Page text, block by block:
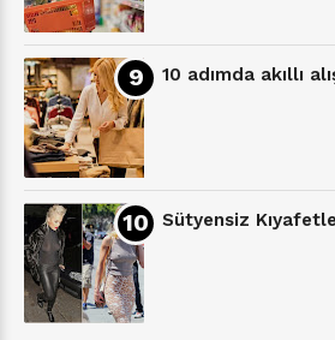
10 adımda akıllı
Sütyensiz